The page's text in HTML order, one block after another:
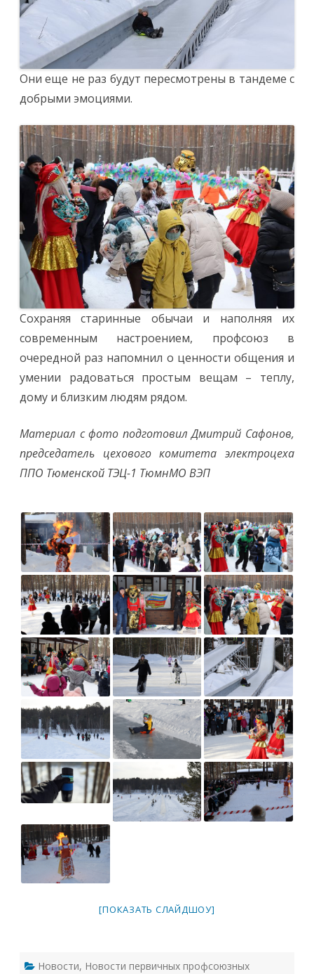
Они еще не раз будут пересмотрены в тандеме с
добрыми эмоциями.
Сохраняя старинные обычаи и наполняя их
современным настроением, профсоюз в
очередной раз напомнил о ценности общения и
умении радоваться простым вещам – теплу,
дому и близким людям рядом.
Материал с фото подготовил Дмитрий Сафонов,
председатель цехового комитета электроцеха
ППО Тюменской ТЭЦ-1 ТюмнМО ВЭП
[ПОКАЗАТЬ СЛАЙДШОУ]
Новости, Новости первичных профсоюзных